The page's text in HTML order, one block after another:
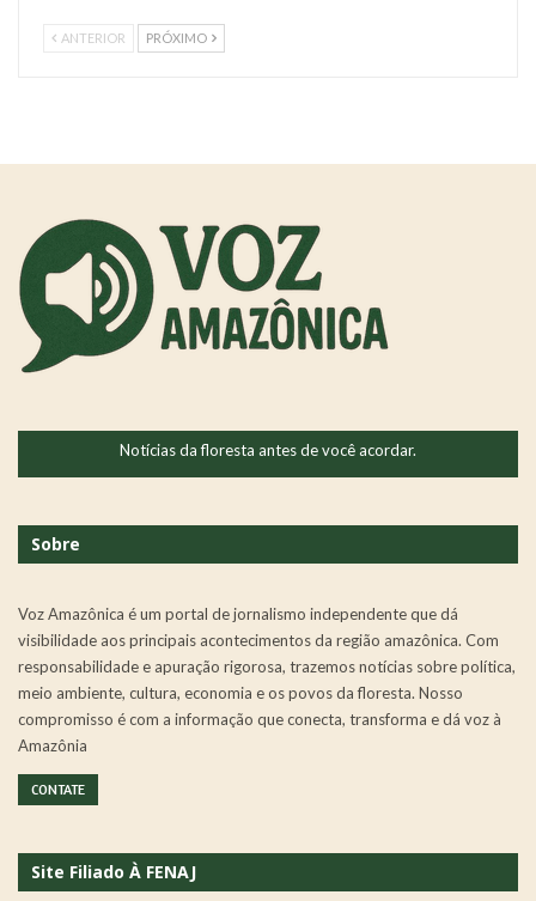
ANTERIOR PRÓXIMO
Notícias da floresta antes de você acordar.
Sobre
Voz Amazônica é um portal de jornalismo independente que dá
visibilidade aos principais acontecimentos da região amazônica. Com
responsabilidade e apuração rigorosa, trazemos notícias sobre política,
meio ambiente, cultura, economia e os povos da floresta. Nosso
compromisso é com a informação que conecta, transforma e dá voz à
Amazônia
CONTATE
Site Filiado À FENAJ